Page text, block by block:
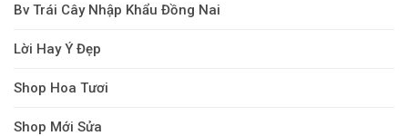
Bv Trái Cây Nhập Khẩu Đồng Nai
Lời Hay Ý Đẹp
Shop Hoa Tươi
Shop Mới Sửa